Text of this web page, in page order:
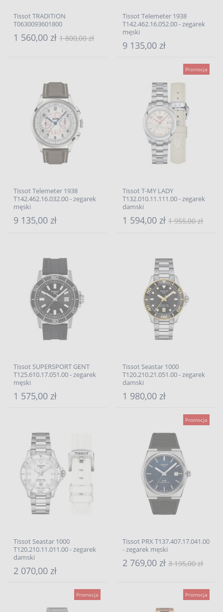
Tissot TRADITION
T0630093601800
1 560,00 zł 1 800,00 zł
Tissot Telemeter 1938
T142.462.16.052.00 - zegarek
męski
9 135,00 zł
Tissot Telemeter 1938
T142.462.16.032.00 - zegarek
męski
9 135,00 zł
Promocja
Tissot T-MY LADY
T132.010.11.111.00 - zegarek
damski
1 594,00 zł 1 955,00 zł
Tissot SUPERSPORT GENT
T125.610.17.051.00 - zegarek
męski
1 575,00 zł
Tissot Seastar 1000
T120.210.21.051.00 - zegarek
damski
1 980,00 zł
Tissot Seastar 1000
T120.210.11.011.00 - zegarek
damski
2 070,00 zł
Promocja
Tissot PRX T137.407.17.041.00
- zegarek męski
2 769,00 zł 3 195,00 zł
Promocja Promocja